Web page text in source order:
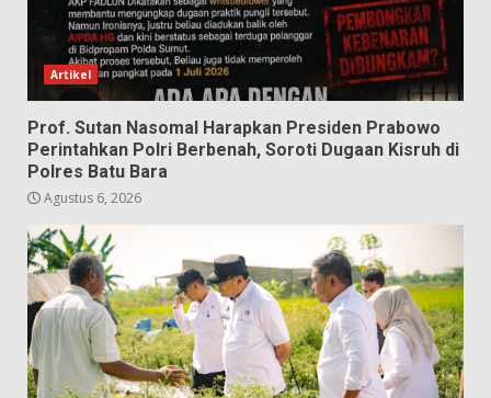
Artikel
Prof. Sutan Nasomal Harapkan Presiden Prabowo
Perintahkan Polri Berbenah, Soroti Dugaan Kisruh di
Polres Batu Bara
Agustus 6, 2026